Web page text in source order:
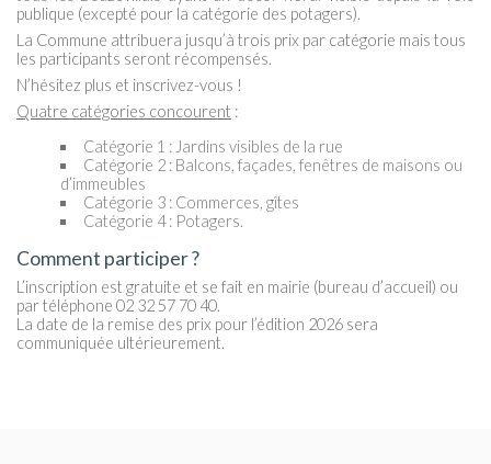
publique (excepté pour la catégorie des potagers).
La Commune attribuera jusqu’à trois prix par catégorie mais tous
les participants seront récompensés.
N’hésitez plus et inscrivez-vous !
Quatre catégories concourent :
Catégorie 1 : Jardins visibles de la rue
Catégorie 2 : Balcons, façades, fenêtres de maisons ou
d’immeubles
Catégorie 3 : Commerces, gîtes
Catégorie 4 : Potagers.
Comment participer ?
L’inscription est gratuite et se fait en mairie (bureau d’accueil) ou
par téléphone 02 32 57 70 40.
La date de la remise des prix pour l’édition 2026 sera
communiquée ultérieurement.